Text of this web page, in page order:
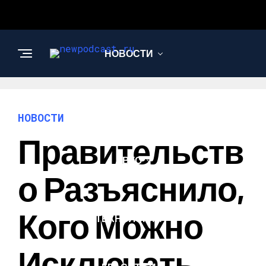
НОВОСТИ
АВТО
ТЕХНОЛОГИИ
НОВОСТИ
Правительств
О Разъяснило,
Кого Можно